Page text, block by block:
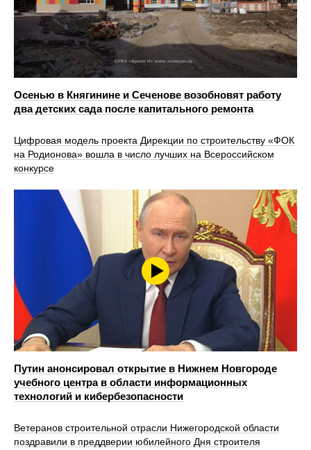
Осенью в Княгинине и Сеченове возобновят работу
два детских сада после капитального ремонта
Цифровая модель проекта Дирекции по строительству «ФОК
на Родионова» вошла в число лучших на Всероссийском
конкурсе
Путин анонсировал открытие в Нижнем Новгороде
учебного центра в области информационных
технологий и кибербезопасности
Ветеранов строительной отрасли Нижегородской области
поздравили в преддверии юбилейного Дня строителя